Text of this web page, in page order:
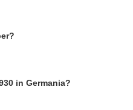
in Germania?